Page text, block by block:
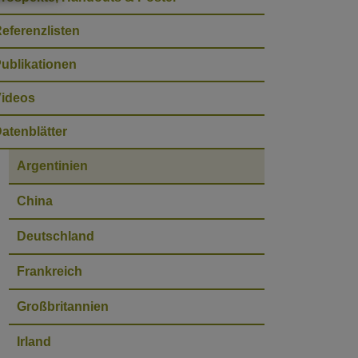
Argentinien
China
Deutschland
Frankreich
Großbritannien
Irland